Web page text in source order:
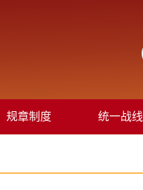
规章制度 统一战线